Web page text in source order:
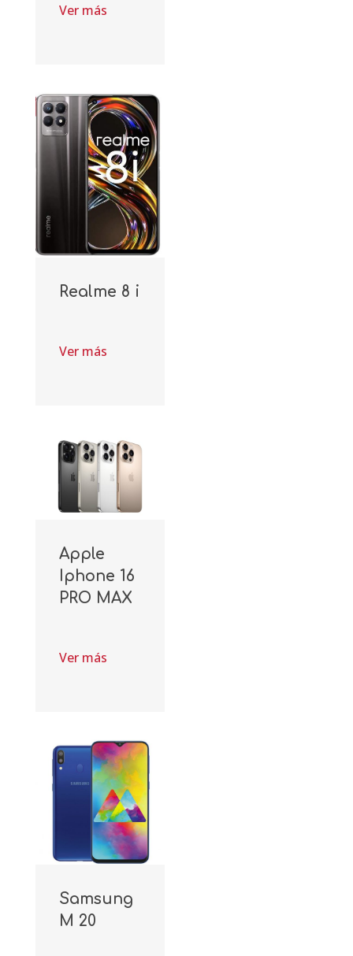
Ver más
Realme 8 i
Ver más
Apple
Iphone 16
PRO MAX
Ver más
Samsung
M 20